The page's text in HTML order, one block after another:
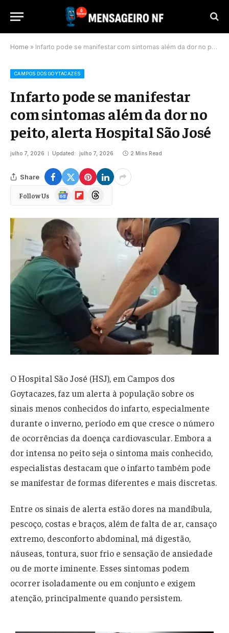
Home » Infarto pode se manifestar com sintomas além da dor no peito, alerta Hospital São José
CAMPOS DOS GOYTACAZES
Infarto pode se manifestar
com sintomas além da dor no
peito, alerta Hospital São José
julho 7, 2026 Updated: julho 7, 2026 2 Mins Read
Share
Follow Us
Google
News
FlipboardThreads
O Hospital São José (HSJ), em Campos dos
Goytacazes, faz um alerta à população sobre os
sinais menos conhecidos do infarto, especialmente
durante o inverno, período em que cresce o número
de ocorrências da doença cardiovascular. Embora a
dor intensa no peito seja o sintoma mais conhecido,
especialistas destacam que o infarto também pode
se manifestar de formas diferentes e mais discretas.
Entre os sinais de alerta estão dores na mandíbula,
pescoço, costas e braços, além de falta de ar, cansaço
extremo, desconforto abdominal, má digestão,
náuseas, tontura, suor frio e sensação de ansiedade
ou de morte iminente. Esses sintomas podem
ocorrer isoladamente ou em conjunto e exigem
atenção, principalmente quando persistem.